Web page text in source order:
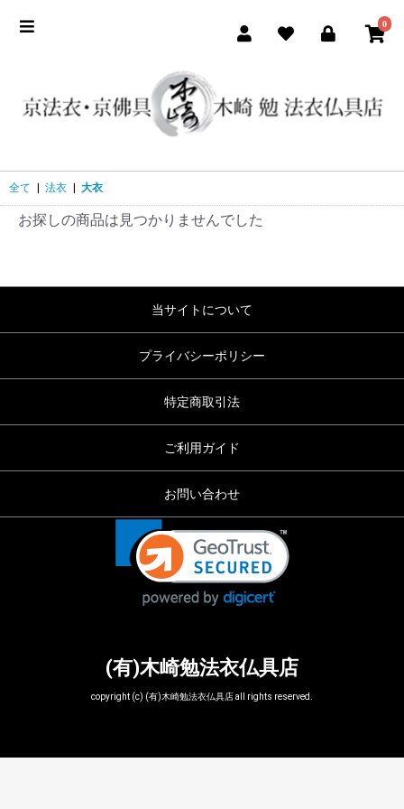
0
全て | 法衣 | 大衣
お探しの商品は見つかりませんでした
当サイトについて
プライバシーポリシー
特定商取引法
ご利用ガイド
お問い合わせ
(有)木崎勉法衣仏具店
copyright (c) (有)木崎勉法衣仏具店 all rights reserved.